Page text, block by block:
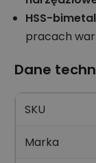
HSS-bimetal
pracach
Dane
SKU
Marka